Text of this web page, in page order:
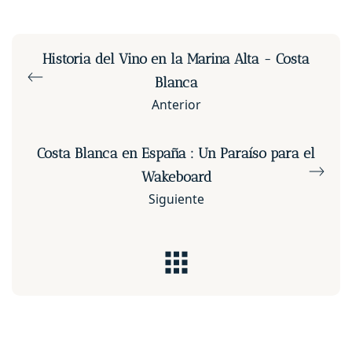
Historia del Vino en la Marina Alta - Costa
Blanca
Anterior
Costa Blanca en España : Un Paraíso para el
Wakeboard
Siguiente